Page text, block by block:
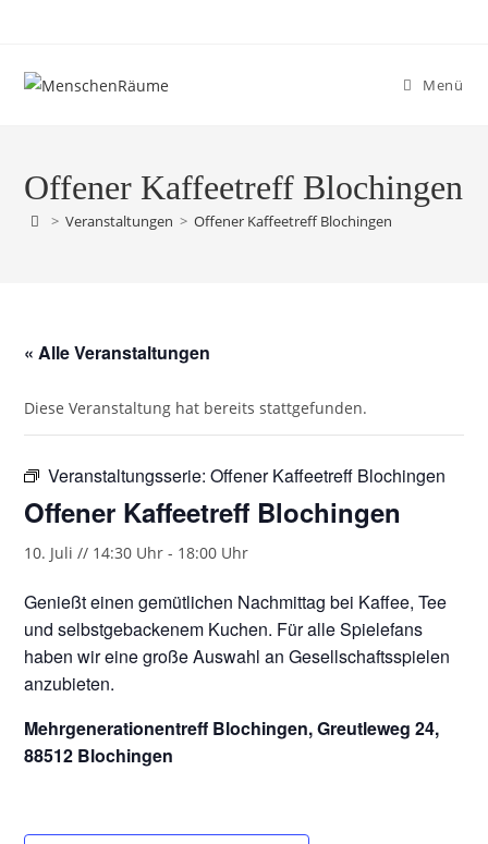
Menü
Offener Kaffeetreff Blochingen
> Veranstaltungen > Offener Kaffeetreff Blochingen
« Alle Veranstaltungen
Diese Veranstaltung hat bereits stattgefunden.
Veranstaltungsserie:Offener Kaffeetreff Blochingen
Offener Kaffeetreff Blochingen
10. Juli // 14:30 Uhr - 18:00 Uhr
Genießt einen gemütlichen Nachmittag bei Kaffee, Tee
und selbstgebackenem Kuchen. Für alle Spielefans
haben wir eine große Auswahl an Gesellschaftsspielen
anzubieten.
Mehrgenerationentreff Blochingen, Greutleweg 24,
88512 Blochingen